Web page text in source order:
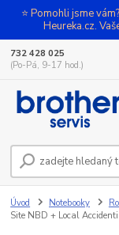
⭐ Pomohli jsme
Heureka.cz.
732 428 025
(Po-Pá, 9-17 hod.)
Úvod Notebooky
Site NBD + Local